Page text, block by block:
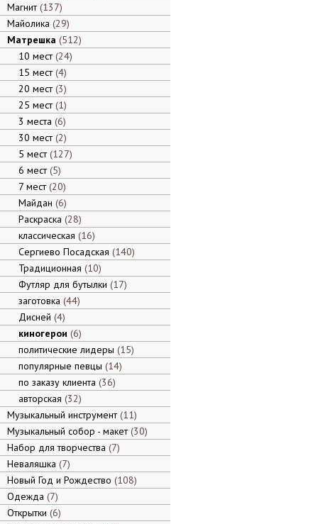
Магнит 137
Майолика 29
Матрешка 512
10 мест 24
15 мест 4
20 мест 3
25 мест 1
3 места 6
30 мест 2
5 мест 127
6 мест 5
7 мест 20
Майдан 6
Раскраска 28
классическая 16
Сергиево Посадская 140
Традиционная 10
Футляр для бутылки 17
заготовка 44
Дисней 4
киногерои 6
политические лидеры 15
популярные певцы 14
по заказу клиента 36
авторская 32
Музыкальный инструмент 11
Музыкальный собор - макет 30
Набор для творчества 7
Неваляшка 7
Новый Год и Рождество 108
Одежда 7
Открытки 6